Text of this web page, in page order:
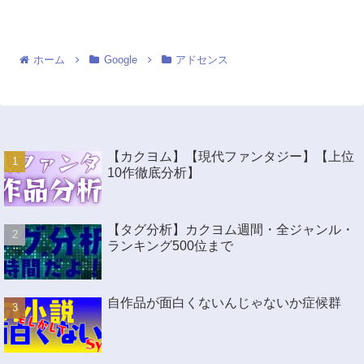
ホーム Google アドセンス
【カクヨム】【現代ファンタジー】【上位
10作徹底分析】
【タグ分析】カクヨム週間・全ジャンル・
ランキング500位まで
自作品が面白くないんじゃないか症候群